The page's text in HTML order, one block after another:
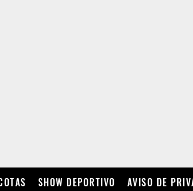
SHOW DEPORTIVO AVISO DE